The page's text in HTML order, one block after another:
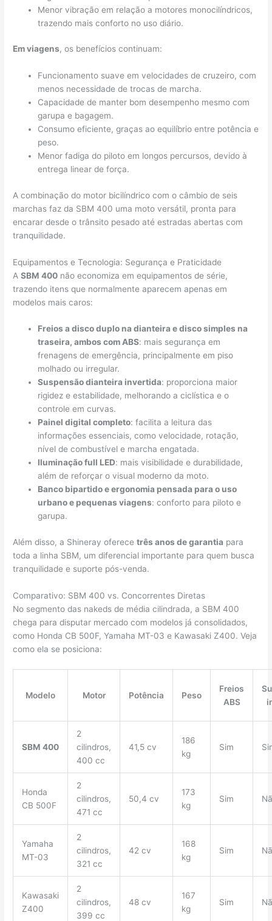
Menor vibração em relação a motores monocilíndricos,
trazendo mais conforto no uso diário.
Em viagens, os benefícios continuam:
Funcionamento suave em velocidades de cruzeiro, com
menos necessidade de trocas de marcha.
Capacidade de manter bom desempenho mesmo com
garupa e bagagem.
Consumo eficiente, graças ao equilíbrio entre potência e
peso.
Menor fadiga do piloto em longos percursos, devido à
entrega linear de força.
A combinação do motor bicilíndrico com o câmbio de seis
marchas faz da SBM 400 uma moto versátil, pronta para
encarar desde o trânsito pesado até estradas abertas com
tranquilidade.
Equipamentos e Tecnologia: Segurança e Praticidade
ASBM 400 não economiza em equipamentos de série,
trazendo itens que normalmente aparecem apenas em
modelos mais caros:
Freios a disco duplo na dianteira e disco simples na
traseira, ambos com ABS: mais segurança em
frenagens de emergência, principalmente em piso
molhado ou irregular.
Suspensão dianteira invertida: proporciona maior
rigidez e estabilidade, melhorando a ciclística e o
controle em curvas.
Painel digital completo: facilita a leitura das
informações essenciais, como velocidade, rotação,
nível de combustível e marcha engatada.
Iluminação full LED: mais visibilidade e durabilidade,
além de reforçar o visual moderno da moto.
Banco bipartido e ergonomia pensada para o uso
urbano e pequenas viagens: conforto para piloto e
garupa.
Além disso, a Shineray oferecetrês anos de garantia para
toda a linha SBM, um diferencial importante para quem busca
tranquilidade e suporte pós-venda.
Comparativo: SBM 400 vs. Concorrentes Diretas
No segmento das nakeds de média cilindrada, a SBM 400
chega para disputar mercado com modelos já consolidados,
como Honda CB 500F, Yamaha MT-03 e Kawasaki Z400. Veja
como ela se posiciona:
Modelo Motor Potência Peso
Freios
ABS
SBM 400
2
cilindros,
400 cc
41,5 cv
186
kg
Sim
Honda
CB 500F
2
cilindros,
471 cc
50,4 cv
173
kg
Sim
Yamaha
MT-03
2
cilindros,
321 cc
42 cv
168
kg
Sim
Kawasaki
Z400
2
cilindros,
399 cc
48 cv
167
kg
Sim